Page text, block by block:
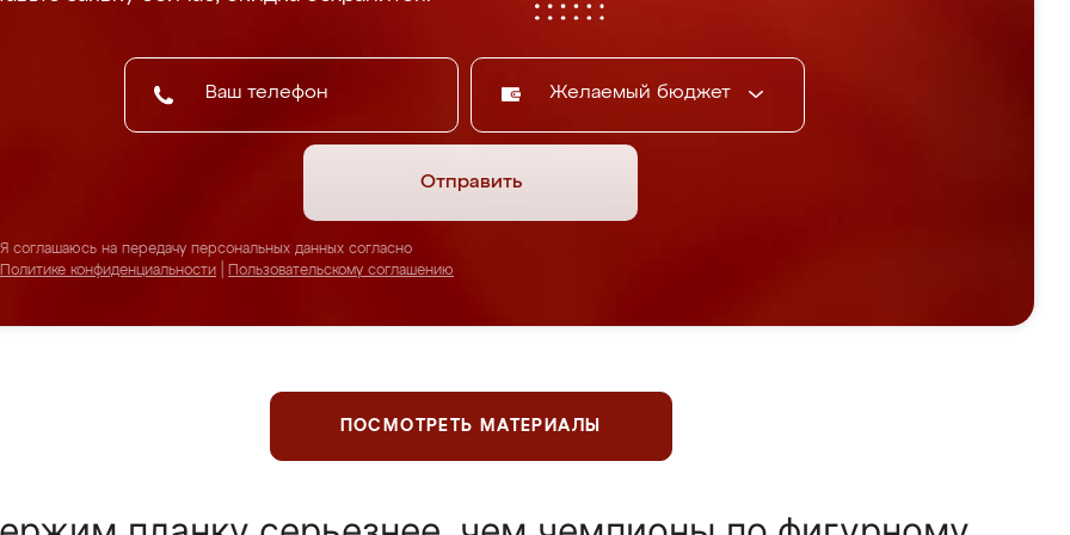
Желаемый бюджет
Отправить
Я соглашаюсь на передачу персональных данных согласно
Политике конфиденциальности
Пользовательскому соглашению
ПОСМОТРЕТЬ МАТЕРИАЛЫ